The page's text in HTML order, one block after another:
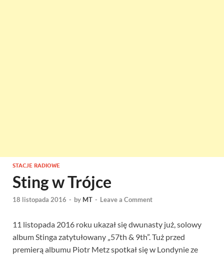
STACJE RADIOWE
Sting w Trójce
18 listopada 2016 - by MT - Leave a Comment
11 listopada 2016 roku ukazał się dwunasty już, solowy
album Stinga zatytułowany „57th & 9th”. Tuż przed
premierą albumu Piotr Metz spotkał się w Londynie ze